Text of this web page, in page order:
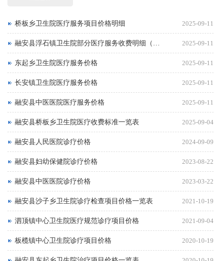
2025-09-11
桥板乡卫生院医疗服务项目价格明细
2025-09-11
融安县浮石镇卫生院部分医疗服务收费明细（2025年9月）
2025-09-11
东起乡卫生院医疗服务价格
2025-09-11
长安镇卫生院医疗服务价格
2025-09-11
融安县中医医院医疗服务价格
2025-09-04
融安县桥板乡卫生院医疗收费标准一览表
2024-09-09
融安县人民医院诊疗价格
2023-08-22
融安县妇幼保健院诊疗价格
2023-03-22
融安县中医医院诊疗价格
2021-10-19
融安县沙子乡卫生院诊疗检查项目价格一览表
2021-09-04
泗顶镇中心卫生院医疗规范诊疗项目价格
2020-10-19
板榄镇中心卫生院诊疗项目价格